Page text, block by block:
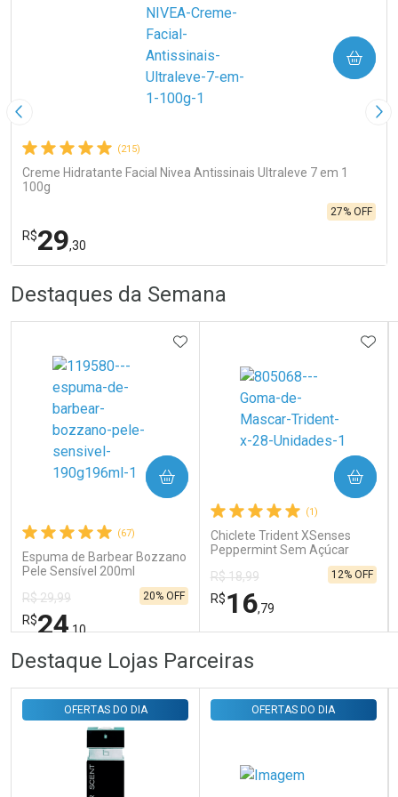
Imagem Anterior
(215)
Creme Hidratante Facial Nivea Antissinais Ultraleve 7 em 1
100g
R$29,30
27% OFF
COMPRAR
Laboratório
Ativar Desconto
Comprar sem Desconto
Por R$ 29,30/cada
Por Menos
Comprar sem Desconto
Por R$ 29,30/cada
Destaques da Semana
(67)
Espuma de Barbear Bozzano
Pele Sensível 200ml
R$ 29,99
R$24,10
20% OFF
ADICIONAR AOS FAVORITOS
COMPRAR
FECHAR
Laboratório
FECHAR
Por Menos
(1)
Chiclete Trident XSenses
Peppermint Sem Açúcar
R$ 18,99
R$16,79
12% OFF
COMPRAR
Por Menos
Destaque Lojas Parceiras
OFERTAS DO DIA OFERTAS DO DIA